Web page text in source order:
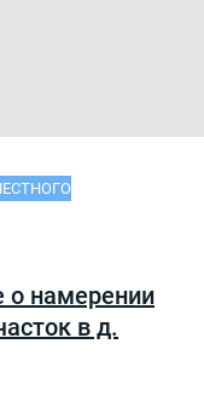
о намерении
в д.